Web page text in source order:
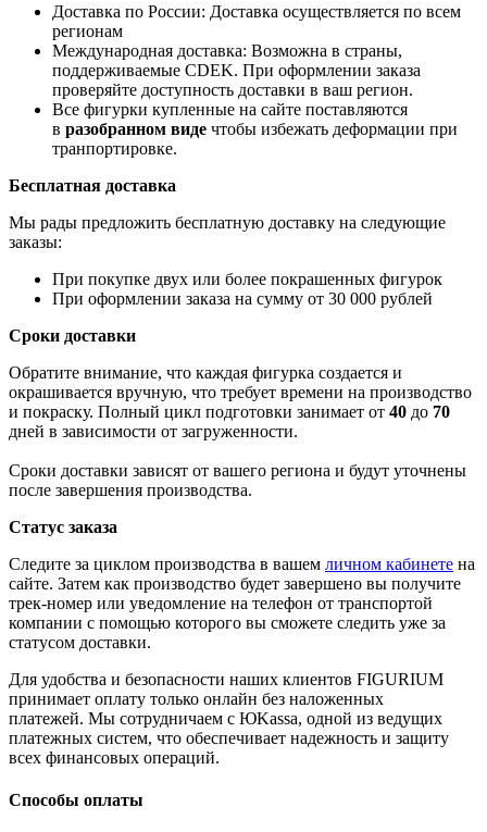
Доставка по России: Доставка осуществляется по всем
регионам
Международная доставка: Возможна в страны,
поддерживаемые CDEK. При оформлении заказа
проверяйте доступность доставки в ваш регион.
Все фигурки купленные на сайте поставляются
в разобранном виде чтобы избежать деформации при
транпортировке.
Бесплатная доставка
Мы рады предложить бесплатную доставку на следующие
заказы:
При покупке двух или более покрашенных фигурок
При оформлении заказа на сумму от 30 000 рублей
Сроки доставки
Обратите внимание, что каждая фигурка создается и
окрашивается вручную, что требует времени на производство
и покраску. Полный цикл подготовки занимает от 40 до 70
дней в зависимости от загруженности.
Сроки доставки зависят от вашего региона и будут уточнены
после завершения производства.
Статус заказа
Следите за циклом производства в вашем личном кабинете на
сайте. Затем как производство будет завершено вы получите
трек-номер или уведомление на телефон от транспортой
компании с помощью которого вы сможете следить уже за
статусом доставки.
Для удобства и безопасности наших клиентов FIGURIUM
принимает оплату только онлайн без наложенных
платежей. Мы сотрудничаем с ЮKassa, одной из ведущих
платежных систем, что обеспечивает надежность и защиту
всех финансовых операций.
Способы оплаты